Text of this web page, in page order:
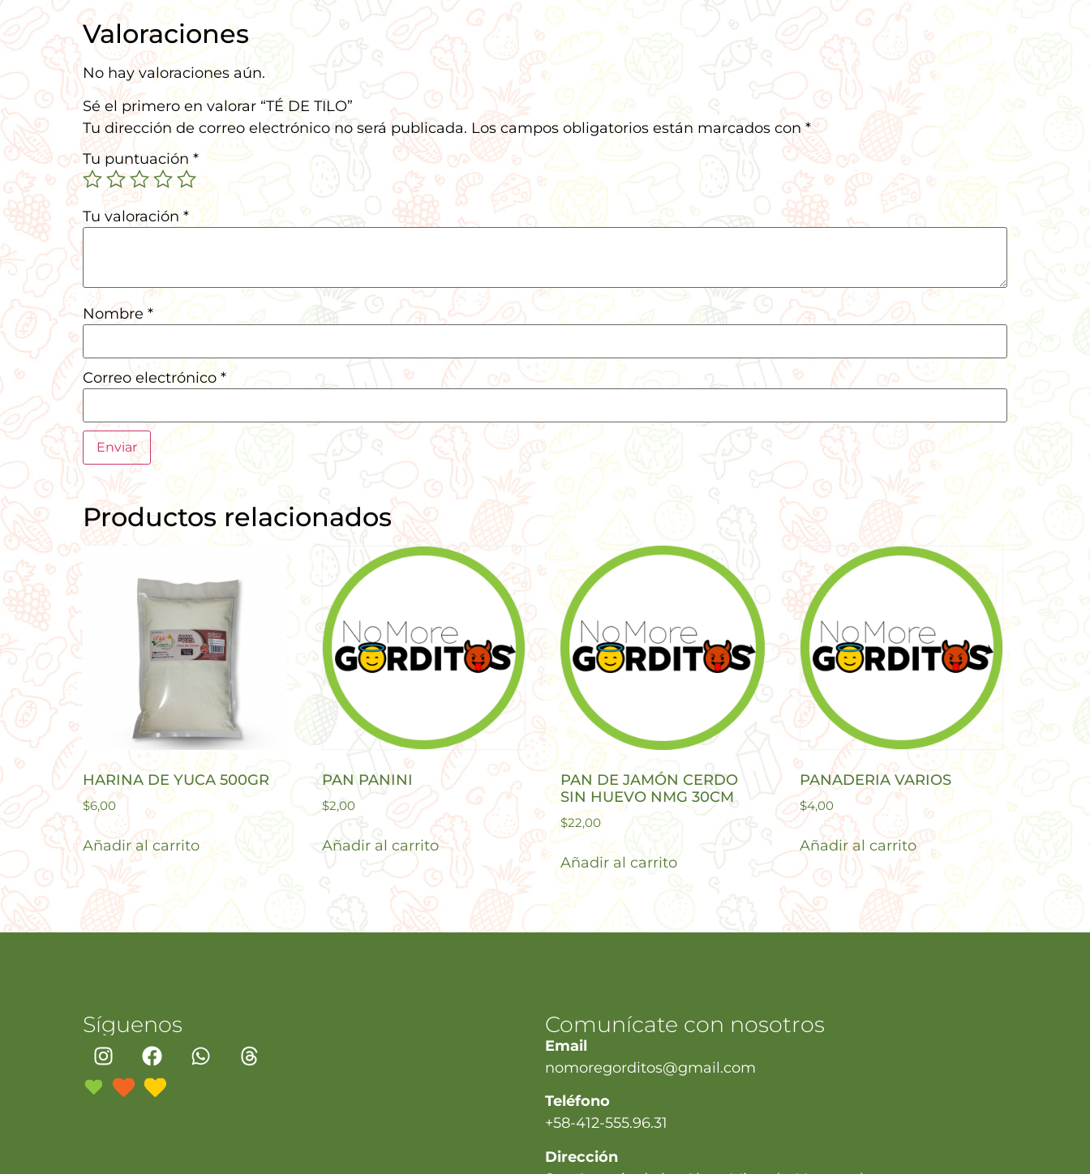
Valoraciones
No hay valoraciones aún.
Sé el primero en valorar “TÉ DE TILO”
Tu dirección de correo electrónico no será publicada. Los campos obligatorios están marcados con*
Tu puntuación *
Tu valoración*
Nombre *
Correo electrónico *
Productos relacionados
HARINA DE YUCA 500GR
$6,00
Añadir al carrito
PAN PANINI
$2,00
Añadir al carrito
PAN DE JAMÓN CERDO
SIN HUEVO NMG 30CM
$22,00
Añadir al carrito
PANADERIA VARIOS
$4,00
Añadir al carrito
Síguenos Comunícate con nosotros
Email
nomoregorditos@gmail.com
Teléfono
+58-412-555.96.31
Dirección